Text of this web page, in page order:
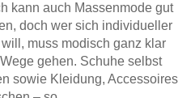
kann auch Massenmode gut
doch wer sich individueller
muss modisch ganz klar
gehen. Schuhe selbst
sowie Kleidung, Accessoires